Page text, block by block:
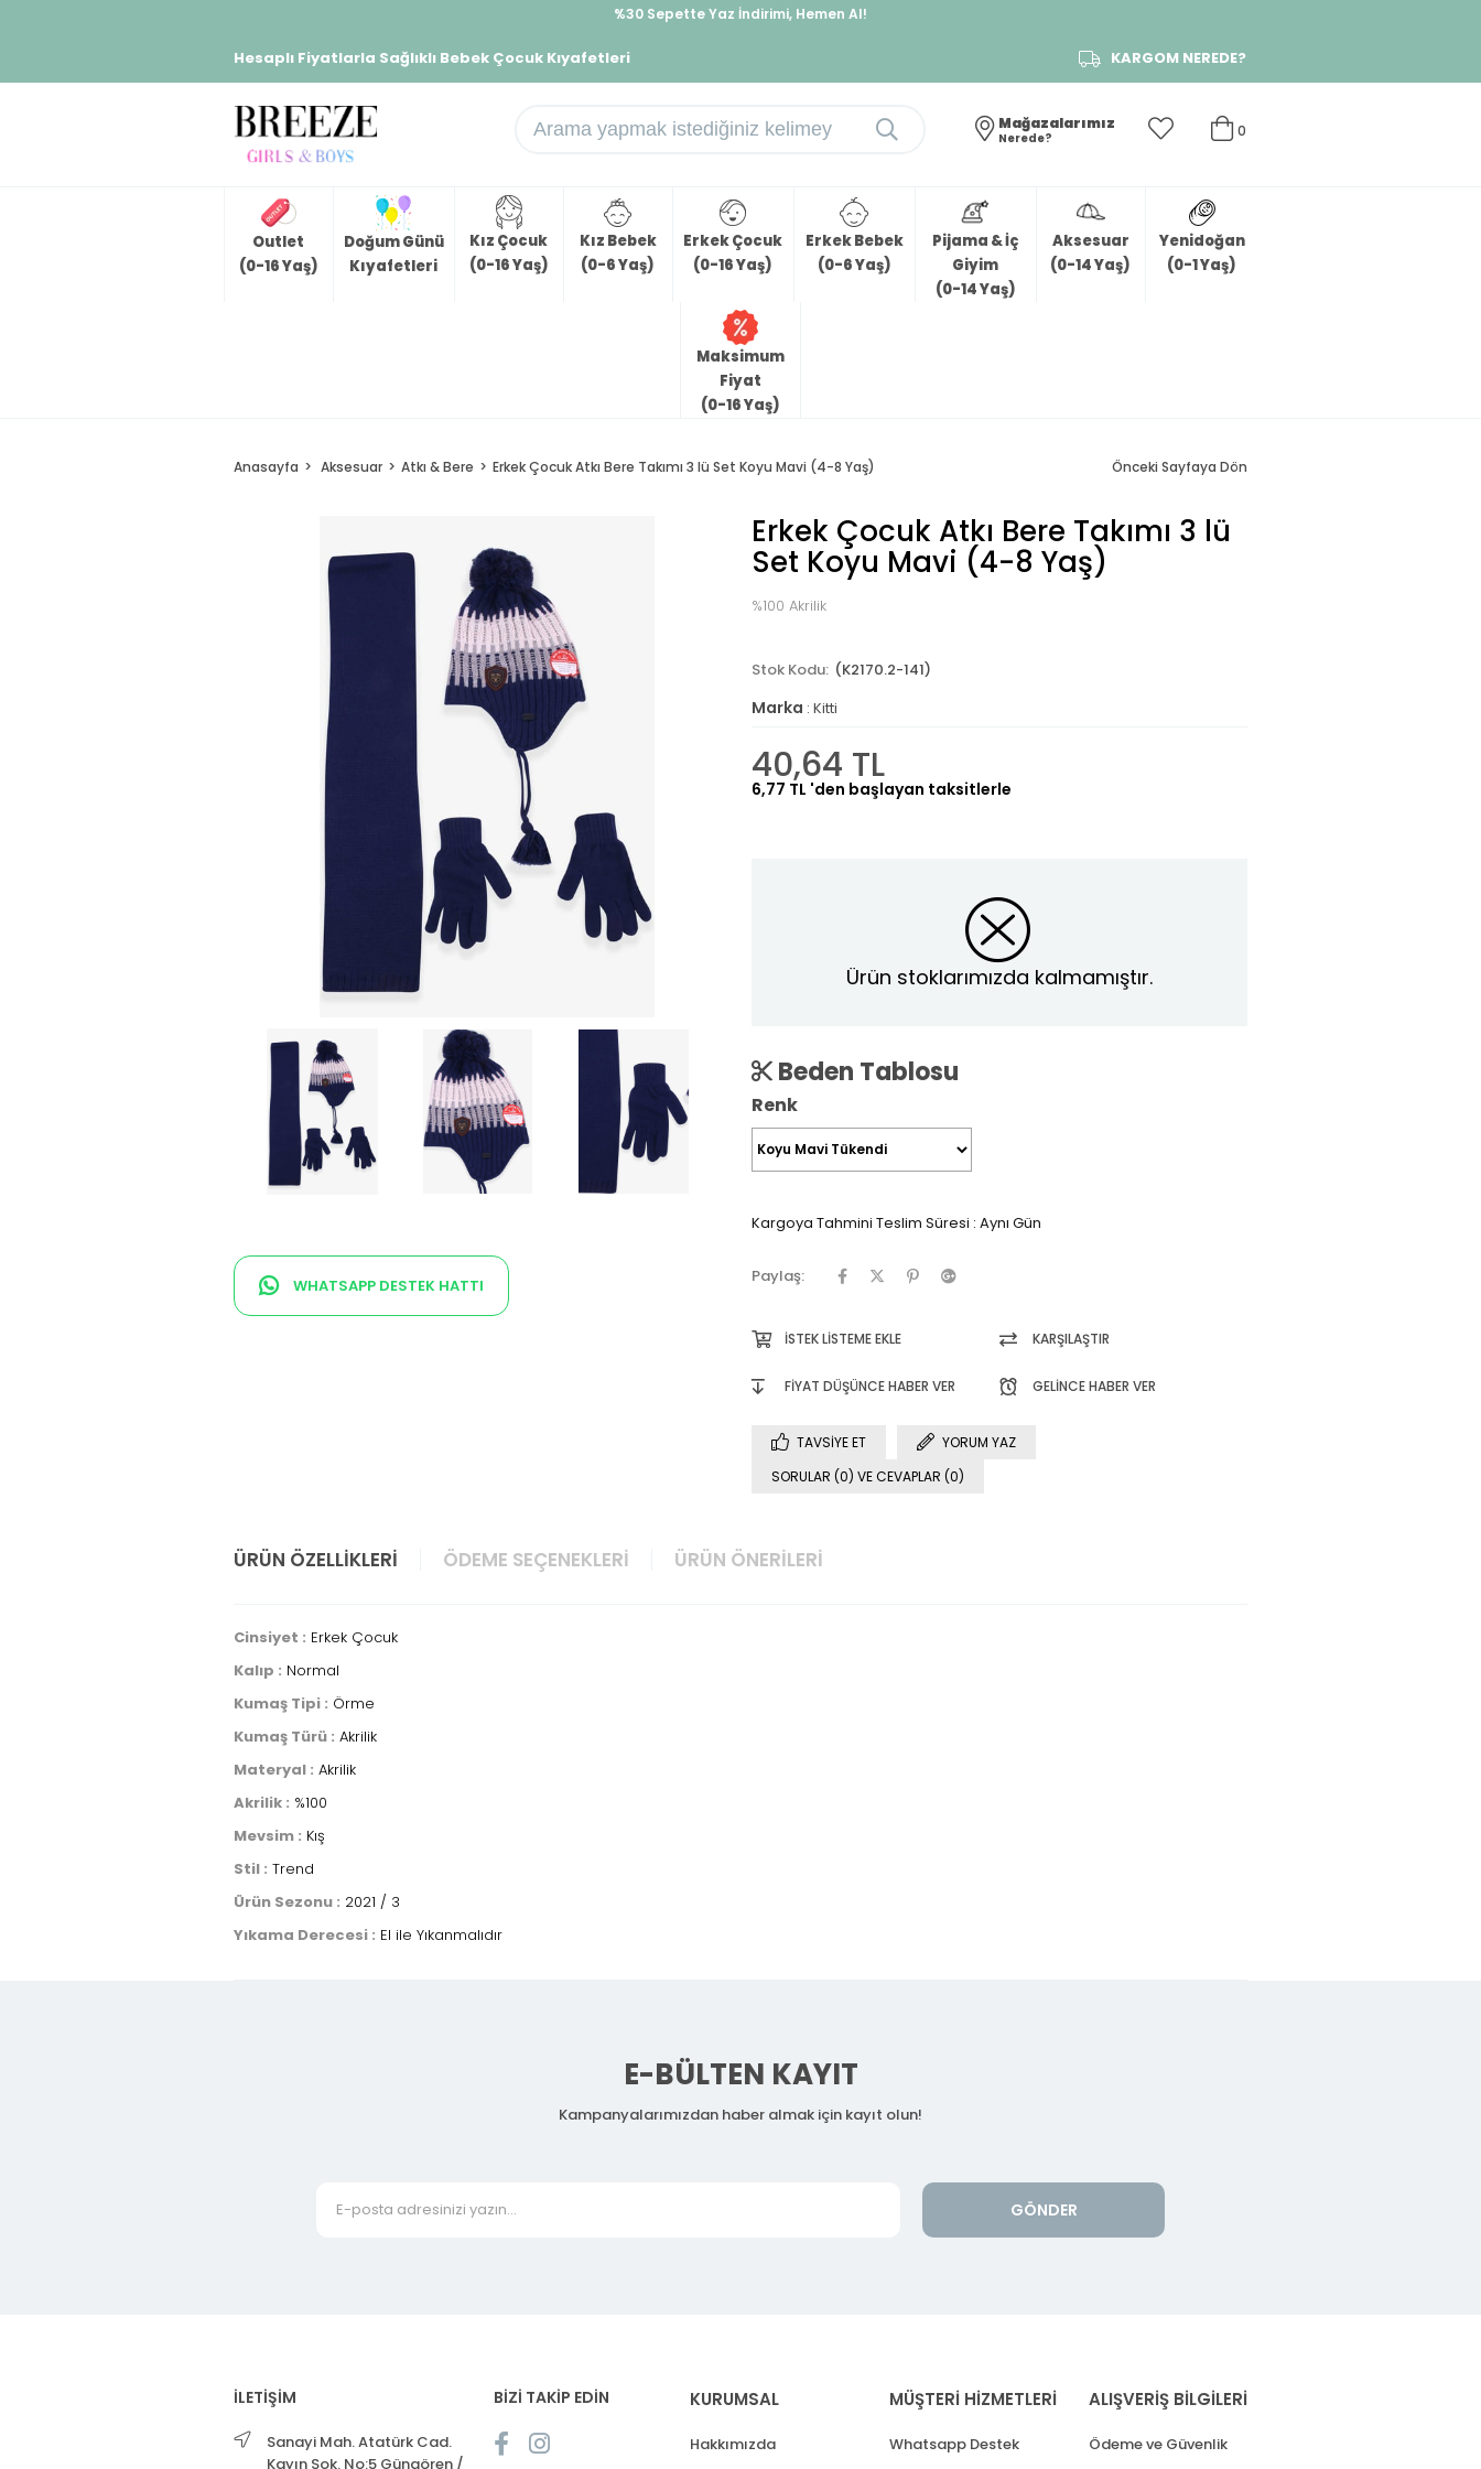
%30 Sepette Yaz İndirimi, Hemen Al!
Hesaplı Fiyatlarla Sağlıklı Bebek Çocuk Kıyafetleri KARGOM NEREDE?
0
Mağazalarımız
Nerede?
Outlet
(0-16 Yaş)
Doğum Günü
Kıyafetleri
Kız Çocuk
(0-16 Yaş)
Kız Bebek
(0-6 Yaş)
Erkek Çocuk
(0-16 Yaş)
Erkek Bebek
(0-6 Yaş)
Pijama & İç
Giyim
(0-14 Yaş)
Aksesuar
(0-14 Yaş)
Yenidoğan
(0-1 Yaş)
Maksimum
Fiyat
(0-16 Yaş)
Anasayfa Aksesuar Atkı & Bere Erkek Çocuk Atkı Bere Takımı 3 lü Set Koyu Mavi (4-8 Yaş) Önceki Sayfaya Dön
WHATSAPP DESTEK HATTI
Erkek Çocuk Atkı Bere Takımı 3 lü
Set Koyu Mavi (4-8 Yaş)
%100 Akrilik
(K2170.2-141)
Marka : Kitti
40,64 TL
6,77 TL 'den başlayan taksitlerle
Ürün stoklarımızda kalmamıştır.
Beden Tablosu
Renk
Kargoya Tahmini Teslim Süresi : Aynı Gün
Paylaş:
İSTEK LISTEME EKLE KARŞILAŞTIR
FIYAT DÜŞÜNCE HABER VER GELINCE HABER VER
TAVSIYE ET
YORUM YAZ
SORULAR (0) VE CEVAPLAR (0)
ÜRÜN ÖZELLIKLERI ÖDEME SEÇENEKLERI ÜRÜN ÖNERILERI
Cinsiyet : Erkek Çocuk
Kalıp : Normal
Kumaş Tipi : Örme
Kumaş Türü : Akrilik
Materyal : Akrilik
Akrilik : %100
Mevsim : Kış
Stil : Trend
Ürün Sezonu : 2021 / 3
Yıkama Derecesi : El ile Yıkanmalıdır
E-BÜLTEN KAYIT
Kampanyalarımızdan haber almak için kayıt olun!
GÖNDER
İLETİŞİM
Sanayi Mah. Atatürk Cad.
Kayın Sok. No:5 Güngören /
BİZİ TAKİP EDİN KURUMSAL
Hakkımızda
MÜŞTERİ HİZMETLERİ
Whatsapp Destek
ALIŞVERİŞ BİLGİLERİ
Ödeme ve Güvenlik